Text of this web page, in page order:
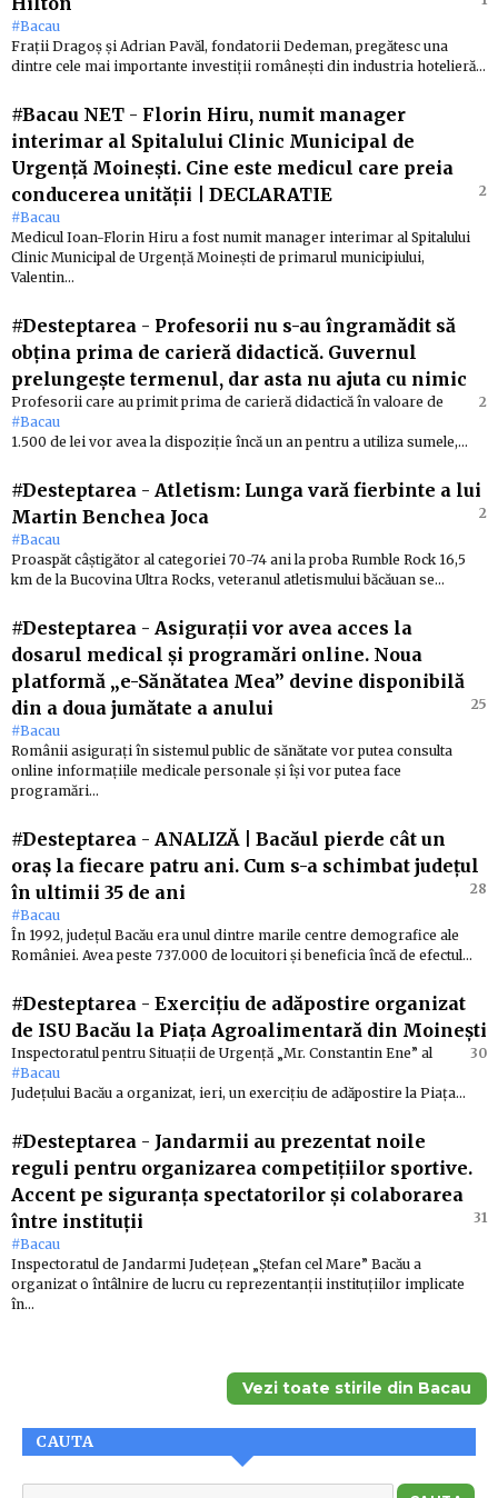
#Bacau
Frații Dragoș și Adrian Pavăl, fondatorii Dedeman, pregătesc una
dintre cele mai importante investiții românești din industria hotelieră…
#Bacau NET - Florin Hiru, numit manager
interimar al Spitalului Clinic Municipal de
Urgență Moinești. Cine este medicul care preia
conducerea unității | DECLARATIE
2
#Bacau
Medicul Ioan-Florin Hiru a fost numit manager interimar al Spitalului
Clinic Municipal de Urgență Moinești de primarul municipiului,
Valentin…
#Desteptarea - Profesorii nu s-au îngramădit să
obțina prima de carieră didactică. Guvernul
prelungește termenul, dar asta nu ajuta cu nimic
2
#Bacau
Profesorii care au primit prima de carieră didactică în valoare de
1.500 de lei vor avea la dispoziție încă un an pentru a utiliza sumele,…
#Desteptarea - Atletism: Lunga vară fierbinte a lui
Martin Benchea Joca
2
#Bacau
Proaspăt câștigător al categoriei 70-74 ani la proba Rumble Rock 16,5
km de la Bucovina Ultra Rocks, veteranul atletismului băcăuan se…
#Desteptarea - Asigurații vor avea acces la
dosarul medical și programări online. Noua
platformă „e-Sănătatea Mea” devine disponibilă
din a doua jumătate a anului
25
#Bacau
Românii asigurați în sistemul public de sănătate vor putea consulta
online informațiile medicale personale și își vor putea face
programări…
#Desteptarea - ANALIZĂ | Bacăul pierde cât un
oraș la fiecare patru ani. Cum s-a schimbat județul
în ultimii 35 de ani
28
#Bacau
În 1992, județul Bacău era unul dintre marile centre demografice ale
României. Avea peste 737.000 de locuitori și beneficia încă de efectul…
#Desteptarea - Exercițiu de adăpostire organizat
de ISU Bacău la Piața Agroalimentară din Moinești
30
#Bacau
Inspectoratul pentru Situații de Urgență „Mr. Constantin Ene” al
Județului Bacău a organizat, ieri, un exercițiu de adăpostire la Piața…
#Desteptarea - Jandarmii au prezentat noile
reguli pentru organizarea competițiilor sportive.
Accent pe siguranța spectatorilor și colaborarea
între instituții
31
#Bacau
Inspectoratul de Jandarmi Județean „Ștefan cel Mare” Bacău a
organizat o întâlnire de lucru cu reprezentanții instituțiilor implicate
în…
Vezi toate stirile din Bacau
CAUTA